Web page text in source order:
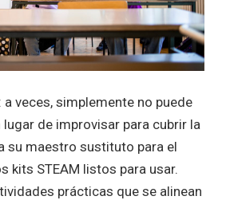
a veces, simplemente no puede
lugar de improvisar para cubrir la
su maestro sustituto para el
kits STEAM listos para usar.
prácticas que se alinean